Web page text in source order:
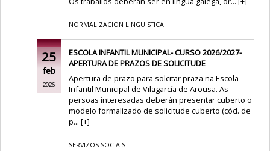
NORMALIZACION LINGUISTICA
25
feb
2026
ESCOLA INFANTIL MUNICIPAL- CURSO 2026/2027-
APERTURA DE PRAZOS DE SOLICITUDE
Apertura de prazo para solcitar praza na Escola
Infantil Municipal de Vilagarcía de Arousa. As
persoas interesadas deberán presentar cuberto o
modelo formalizado de solicitude cuberto (cód. de
p...[+]
SERVIZOS SOCIAIS